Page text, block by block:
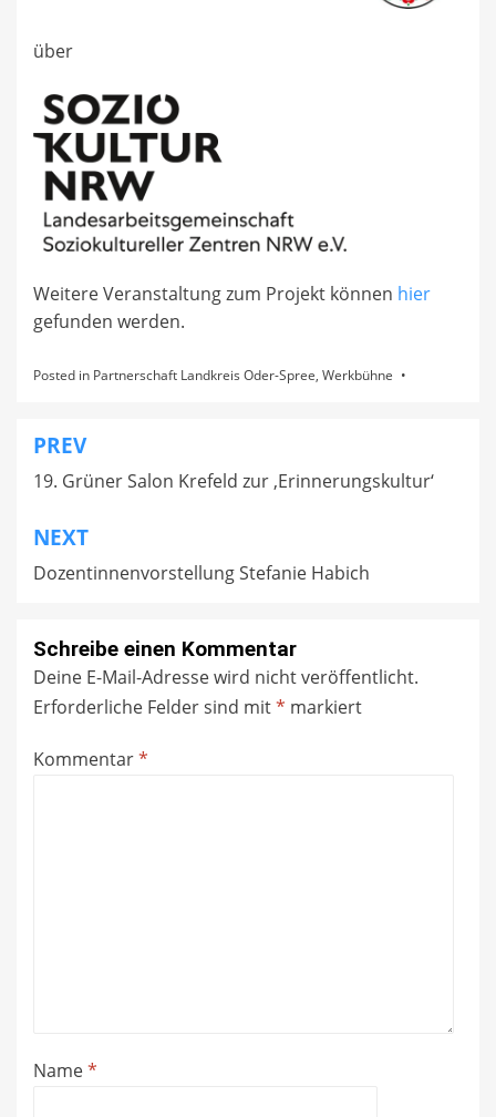
über
Weitere Veranstaltung zum Projekt können hier
gefunden werden.
Posted in Partnerschaft Landkreis Oder-Spree, Werkbühne
Beitragsnavigation
PREV
19. Grüner Salon Krefeld zur ‚Erinnerungskultur‘
NEXT
Dozentinnenvorstellung Stefanie Habich
Schreibe einen Kommentar
Deine E-Mail-Adresse wird nicht veröffentlicht.
Erforderliche Felder sind mit* markiert
Kommentar*
Name*